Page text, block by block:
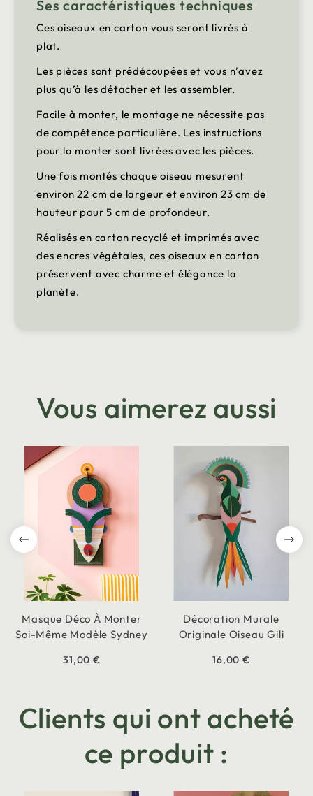
Ses caractéristiques techniques
Ces oiseaux en carton vous seront livrés à
plat.
Les pièces sont prédécoupées et vous n’avez
plus qu’à les détacher et les assembler.
Facile à monter, le montage ne nécessite pas
de compétence particulière. Les instructions
pour la monter sont livrées avec les pièces.
Une fois montés chaque oiseau mesurent
environ 22 cm de largeur et environ 23 cm de
hauteur pour 5 cm de profondeur.
Réalisés en carton recyclé et imprimés avec
des encres végétales, ces oiseaux en carton
préservent avec charme et élégance la
planète.
Vous aimerez aussi
Masque Déco À Monter
Soi-Même Modèle Sydney
31,00 €
Décoration Murale
Originale Oiseau Gili
16,00 €
Clients qui ont acheté
ce produit :